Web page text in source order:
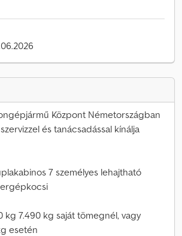
Központ Németországban
és tanácsadással kínálja
7 személyes lehajtható
kg 7.490 kg saját tömegnél, vagy
esetén